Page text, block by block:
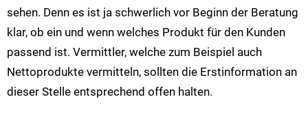
sehen. Denn es ist ja schwerlich vor Beginn der Beratung
klar, ob ein und wenn welches Produkt für den Kunden
passend ist. Vermittler, welche zum Beispiel auch
Nettoprodukte vermitteln, sollten die Erstinformation an
dieser Stelle entsprechend offen halten.